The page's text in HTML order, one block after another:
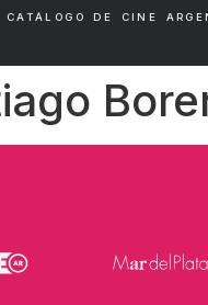
CATÁLOGO DE CINE